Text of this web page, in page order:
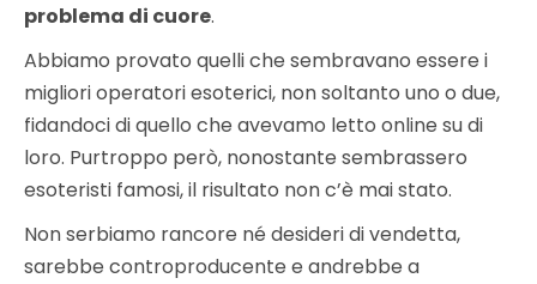
problema di cuore.
Abbiamo provato quelli che sembravano essere i
migliori operatori esoterici, non soltanto uno o due,
fidandoci di quello che avevamo letto online su di
loro. Purtroppo però, nonostante sembrassero
esoteristi famosi, il risultato non c’è mai stato.
Non serbiamo rancore né desideri di vendetta,
sarebbe controproducente e andrebbe a